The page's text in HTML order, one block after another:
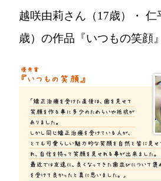
越咲由莉さん （17歳）・ 仁
歳）の作品 『いつもの笑顔』